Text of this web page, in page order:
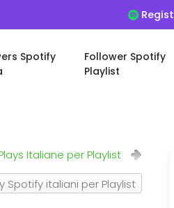
Spotify
Follower Spotify
Playlist
Italiane per Playlist
Spotify italiani per Playlist